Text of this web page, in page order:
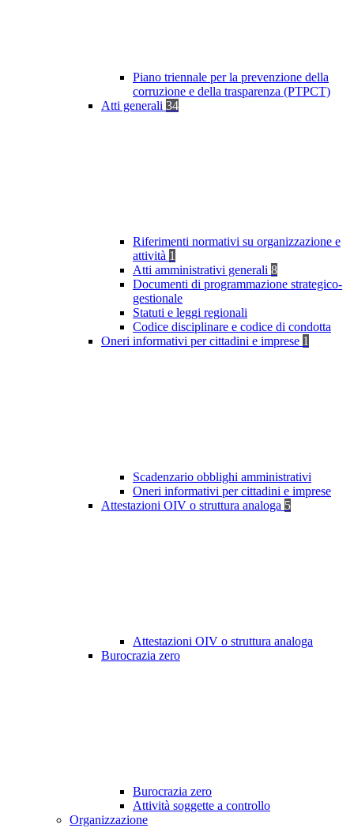
Piano triennale per la prevenzione della
corruzione e della trasparenza (PTPCT)
Atti generali 34
Riferimenti normativi su organizzazione e
attività 1
Atti amministrativi generali 8
Documenti di programmazione strategico-
gestionale
Statuti e leggi regionali
Codice disciplinare e codice di condotta
Oneri informativi per cittadini e imprese 1
Scadenzario obblighi amministrativi
Oneri informativi per cittadini e imprese
Attestazioni OIV o struttura analoga 5
Attestazioni OIV o struttura analoga
Burocrazia zero
Burocrazia zero
Attività soggette a controllo
Organizzazione